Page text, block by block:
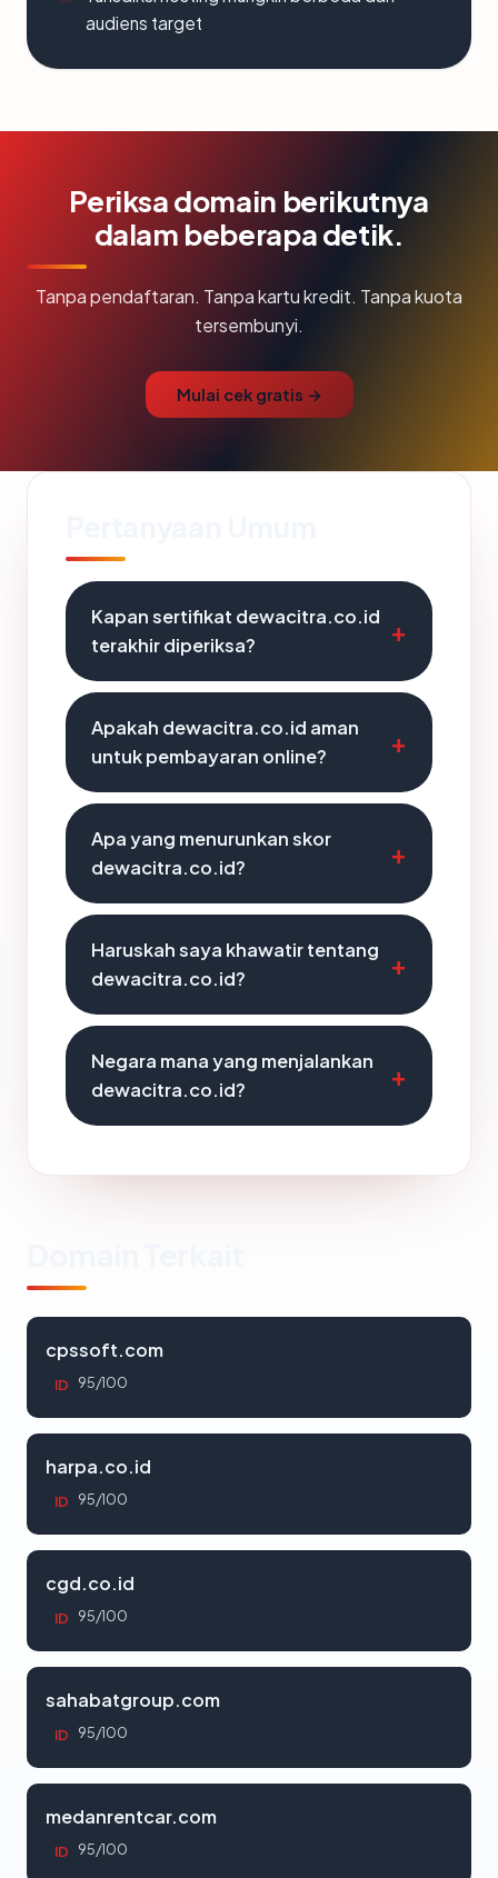
audiens target
Periksa domain berikutnya
dalam beberapa detik.
Tanpa pendaftaran. Tanpa kartu kredit. Tanpa kuota
tersembunyi.
Mulai cek gratis →
Kapan sertifikat dewacitra.co.id
terakhir diperiksa?
Apakah dewacitra.co.id aman
untuk pembayaran online?
Apa yang menurunkan skor
dewacitra.co.id?
Haruskah saya khawatir tentang
dewacitra.co.id?
Negara mana yang menjalankan
dewacitra.co.id?
cpssoft.com
ID 95/100
harpa.co.id
ID 95/100
cgd.co.id
ID 95/100
sahabatgroup.com
ID 95/100
medanrentcar.com
ID 95/100